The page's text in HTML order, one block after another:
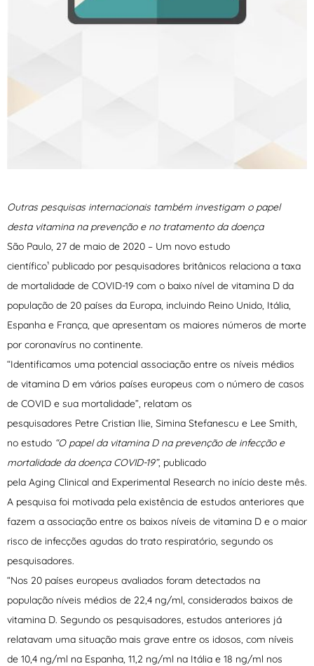
Outras pesquisas internacionais também investigam o papel
desta vitamina na prevenção e no tratamento da doença
São Paulo, 27 de maio de 2020 – Um novo estudo
científico¹ publicado por pesquisadores britânicos relaciona a taxa
de mortalidade de COVID-19 com o baixo nível de vitamina D da
população de 20 países da Europa, incluindo Reino Unido, Itália,
Espanha e França, que apresentam os maiores números de morte
por coronavírus no continente.
“Identificamos uma potencial associação entre os níveis médios
de vitamina D em vários países europeus com o número de casos
de COVID e sua mortalidade”, relatam os
pesquisadores Petre Cristian Ilie, Simina Stefanescu e Lee Smith,
no estudo “O papel da vitamina D na prevenção de infecção e
mortalidade da doença COVID-19”, publicado
pela Aging Clinical and Experimental Research no início deste mês.
A pesquisa foi motivada pela existência de estudos anteriores que
fazem a associação entre os baixos níveis de vitamina D e o maior
risco de infecções agudas do trato respiratório, segundo os
pesquisadores.
“Nos 20 países europeus avaliados foram detectados na
população níveis médios de 22,4 ng/ml, considerados baixos de
vitamina D. Segundo os pesquisadores, estudos anteriores já
relatavam uma situação mais grave entre os idosos, com níveis
de 10,4 ng/ml na Espanha, 11,2 ng/ml na Itália e 18 ng/ml nos